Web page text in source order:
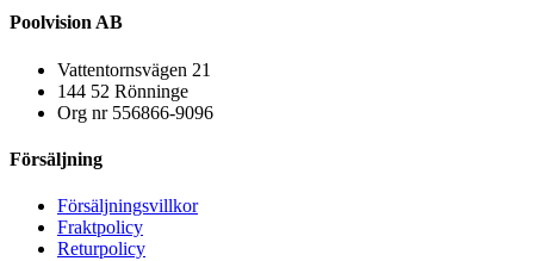
Poolvision AB
Vattentornsvägen 21
144 52 Rönninge
Org nr 556866-9096
Försäljning
Försäljningsvillkor
Fraktpolicy
Returpolicy